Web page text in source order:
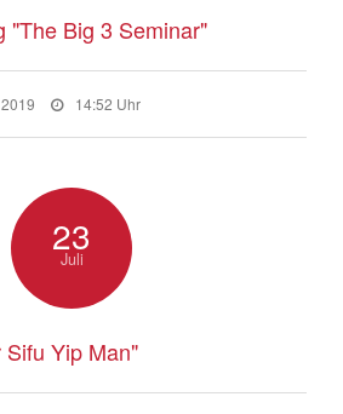
"The Big 3 Seminar"
14:52 Uhr
23
Juli
Yip Man"